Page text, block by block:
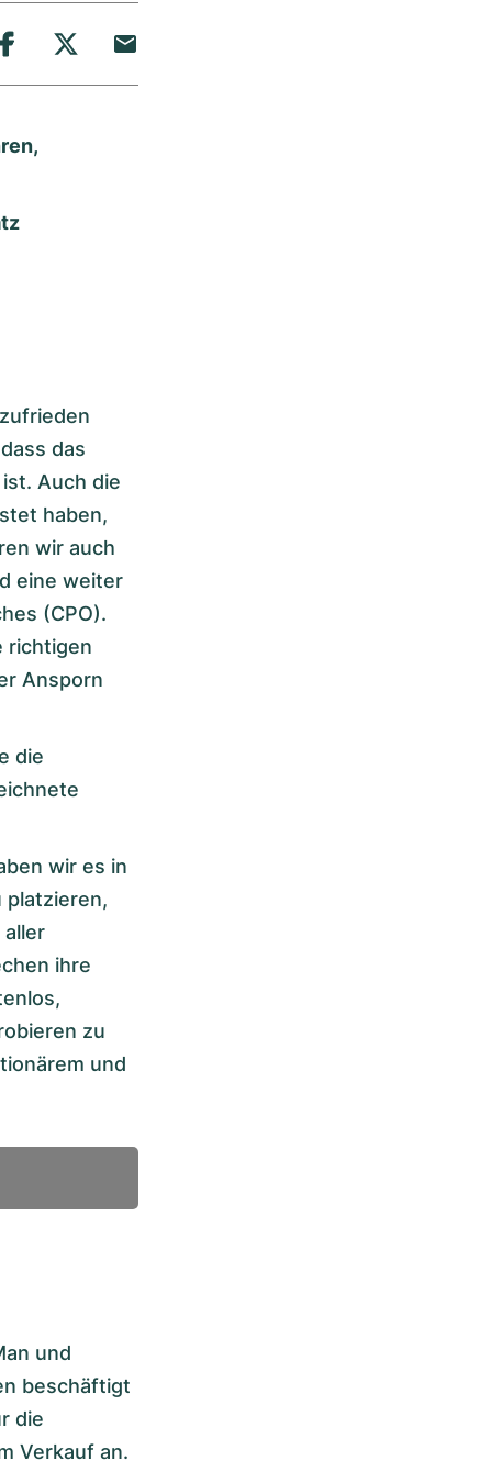
das
Auch die
haben,
wir auch
eine weiter
(CPO).
richtigen
Ansporn
die
wir es in
platzieren,
ihre
zu
und
und
beschäftigt
die
Verkauf an.